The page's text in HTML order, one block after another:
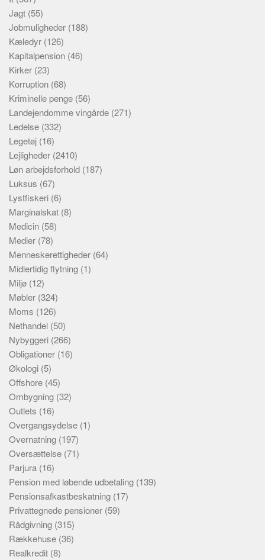
Jagt (55)
Jobmuligheder (188)
Kæledyr (126)
Kapitalpension (46)
Kirker (23)
Korruption (68)
Kriminelle penge (56)
Landejendomme vingårde (271)
Ledelse (332)
Legetøj (16)
Lejligheder (2410)
Løn arbejdsforhold (187)
Luksus (67)
Lystfiskeri (6)
Marginalskat (8)
Medicin (58)
Medier (78)
Menneskerettigheder (64)
Midlertidig flytning (1)
Miljø (12)
Møbler (324)
Moms (126)
Nethandel (50)
Nybyggeri (266)
Obligationer (16)
Økologi (5)
Offshore (45)
Ombygning (32)
Outlets (16)
Overgangsydelse (1)
Overnatning (197)
Oversættelse (71)
Parjura (16)
Pension med løbende udbetaling (139)
Pensionsafkastbeskatning (17)
Privattegnede pensioner (59)
Rådgivning (315)
Rækkehuse (36)
Realkredit (8)